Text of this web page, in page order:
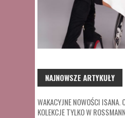
NAJNOWSZE ARTYKUŁY
WAKACYJNE NOWOŚCI ISANA.
KOLEKCJE TYLKO W ROSSMANN